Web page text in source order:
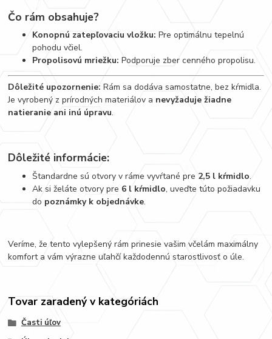
Čo rám obsahuje?
Konopnú zatepľovaciu vložku: Pre optimálnu tepelnú
pohodu včiel.
Propolisovú mriežku: Podporuje zber cenného propolisu.
Dôležité upozornenie: Rám sa dodáva samostatne, bez kŕmidla.
Je vyrobený z prírodných materiálov a nevyžaduje žiadne
natieranie ani inú úpravu.
Dôležité informácie:
Štandardne sú otvory v ráme vyvŕtané pre 2,5 l kŕmidlo.
Ak si želáte otvory pre 6 l kŕmidlo, uveďte túto požiadavku
do poznámky k objednávke.
Veríme, že tento vylepšený rám prinesie vašim včelám maximálny
komfort a vám výrazne uľahčí každodennú starostlivosť o úle.
Tovar zaradený v kategóriách
Časti úľov